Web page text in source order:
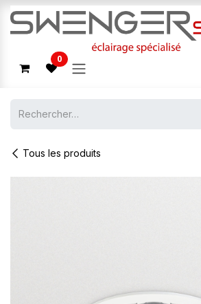
Se rendre au contenu
0
Tous les produits